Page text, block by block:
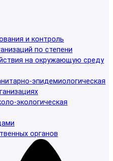
и контроль
по степени
на окружающую среду
эпидемиологическая
экологическая
органов